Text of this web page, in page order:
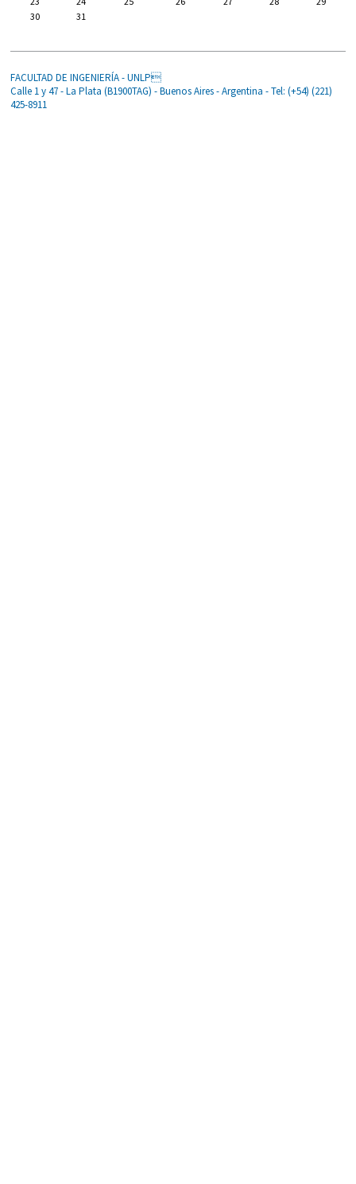
30
31
FACULTAD DE INGENIERÍA - UNLP
Calle 1 y 47 - La Plata (B1900TAG) - Buenos Aires - Argentina - Tel: (+54) (221)
425-8911